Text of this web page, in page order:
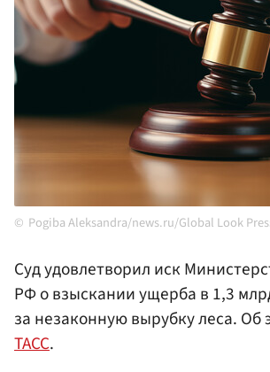
Pogiba Aleksandra/news.ru/Global Look
Суд удовлетворил иск
РФ о взыскании ущерба в 1,3
за незаконную вырубку леса. Об
ТАСС.